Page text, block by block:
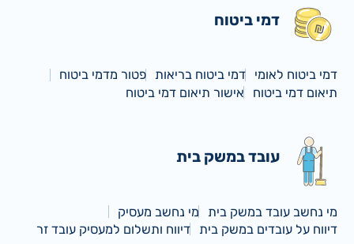
דמי ביטוח
דמי ביטוח לאומי דמי ביטוח בריאות פטור מדמי ביטוח
תיאום דמי ביטוח
אישור תיאום דמי ביטוח
עובד במשק בית
מי נחשב עובד במשק בית
מי נחשב מעסיק
דיווח על עובדים במשק בית
דיווח ותשלום למעסיק עובד זר